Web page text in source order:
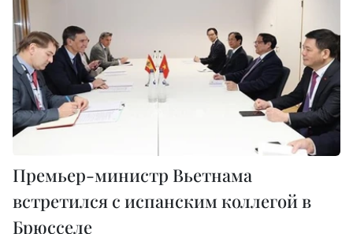
Премьер-министр Вьетнама
встретился с испанским коллегой в
Брюсселе